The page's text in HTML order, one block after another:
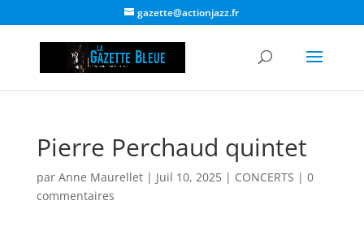
gazette@actionjazz.fr
Pierre Perchaud quintet
par Anne Maurellet| Juil 10, 2025| CONCERTS | 0
commentaires